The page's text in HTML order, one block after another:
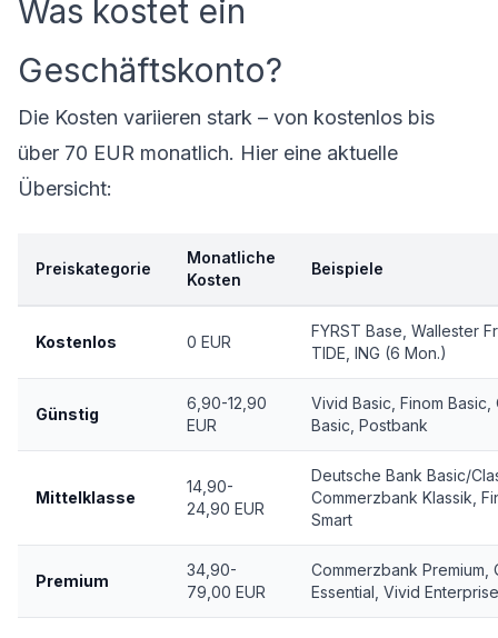
Was kostet ein
Geschäftskonto?
Die Kosten variieren stark – von kostenlos bis
über 70 EUR monatlich. Hier eine aktuelle
Übersicht:
Preiskategorie
Monatliche
Kosten
Beispiele
Kostenlos 0 EUR
FYRST Base, Wallester
TIDE, ING (6 Mon.)
Günstig
6,90-12,90
EUR
Vivid Basic, Finom Basic,
Basic, Postbank
Mittelklasse
14,90-
24,90 EUR
Deutsche Bank Basic/
Commerzbank Klassik,
Smart
Premium
34,90-
79,00 EUR
Commerzbank Premium,
Essential, Vivid Enterprise